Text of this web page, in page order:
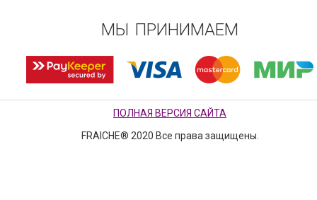
МЫ ПРИНИМАЕМ
ПОЛНАЯ ВЕРСИЯ САЙТА
FRAICHE® 2020 Все права защищены.